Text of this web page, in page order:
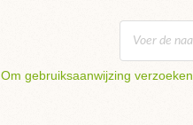
Om gebruiksaanwijzing verzoeken